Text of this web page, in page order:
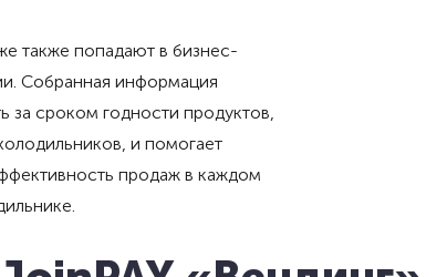
также попадают в бизнес-
Собранная информация
за сроком годности продуктов,
и помогает
продаж в каждом